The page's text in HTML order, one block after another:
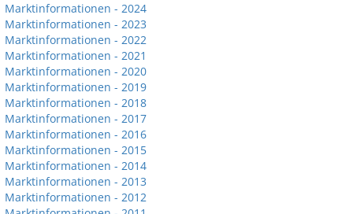
Marktinformationen - 2024
Marktinformationen - 2023
Marktinformationen - 2022
Marktinformationen - 2021
Marktinformationen - 2020
Marktinformationen - 2019
Marktinformationen - 2018
Marktinformationen - 2017
Marktinformationen - 2016
Marktinformationen - 2015
Marktinformationen - 2014
Marktinformationen - 2013
Marktinformationen - 2012